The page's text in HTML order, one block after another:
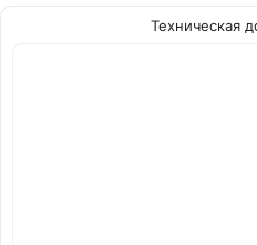
Техническая